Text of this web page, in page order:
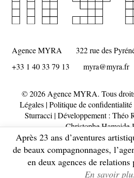
Agence MYRA
322 rue des
+33 1 40 33 79 13
myra@myra.fr
© 2026 Agence MYRA. Tous
Légales|Politique de confidentialité
Sturracci | Développement : Théo
Christophe Hamaide-
Après 23 ans d’aventures
de beaux compagnonnages,
en deux agences de relations
En savoir